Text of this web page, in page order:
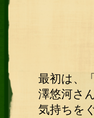
最初は、
澤悠河さ
気持ちを